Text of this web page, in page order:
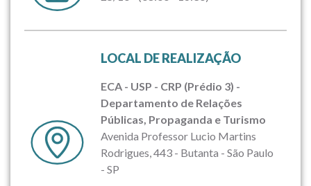
LOCAL DE REALIZAÇÃO
ECA - USP - CRP (Prédio 3) -
Departamento de Relações
Públicas, Propaganda e Turismo
Avenida Professor Lucio Martins
Rodrigues, 443 - Butanta - São Paulo
- SP